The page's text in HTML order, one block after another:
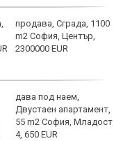
продава, Сграда, 1100
m2 София, Център,
2300000 EUR
дава под наем,
Двустаен апартамент,
55 m2 София, Младост
4, 650 EUR